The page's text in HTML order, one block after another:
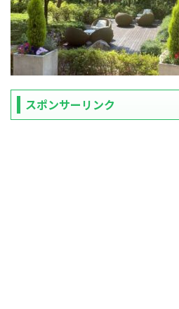
スポンサーリンク